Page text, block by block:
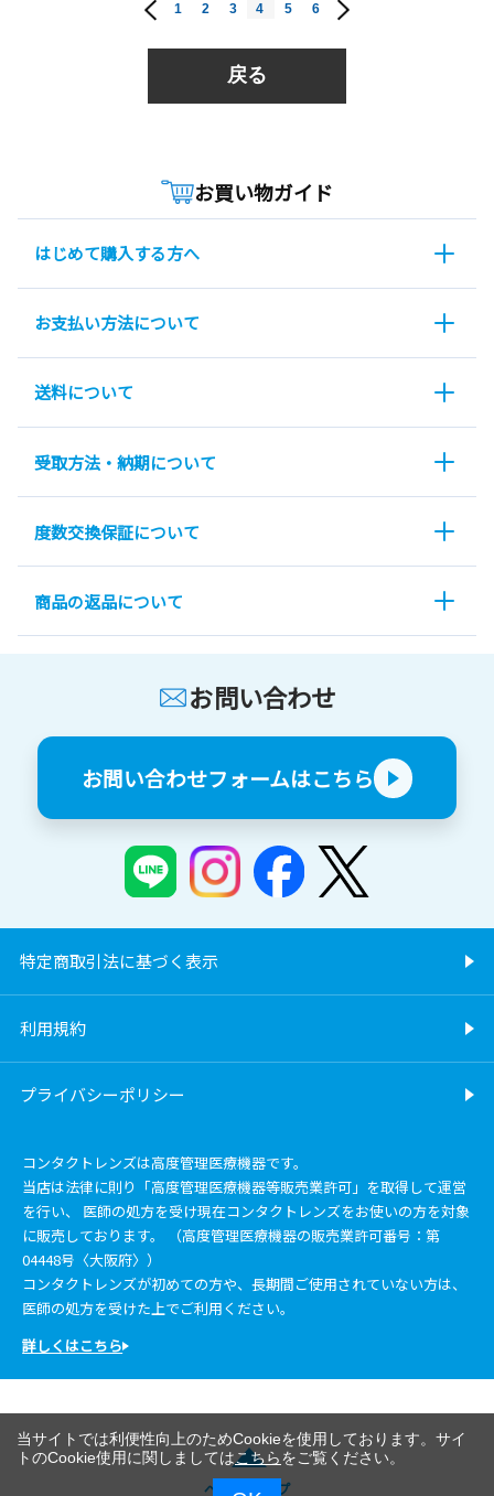
1 2 3 4 5 6
戻る
お買い物ガイド
はじめて購入する方へ
お支払い方法について
送料について
受取方法・納期について
度数交換保証について
商品の返品について
お問い合わせ
お問い合わせフォームはこちら
特定商取引法に基づく表示
利用規約
プライバシーポリシー
コンタクトレンズは高度管理医療機器です。
当店は法律に則り「高度管理医療機器等販売業許可」を取得して運営
を行い、 医師の処方を受け現在コンタクトレンズをお使いの方を対象
に販売しております。 （高度管理医療機器の販売業許可番号：第
04448号〈大阪府〉）
コンタクトレンズが初めての方や、長期間ご使用されていない方は、
医師の処方を受けた上でご利用ください。
詳しくはこちら
ページトップ
当サイトでは利便性向上のためCookieを使用しております。サイ
トのCookie使用に関しましてはこちらをご覧ください。